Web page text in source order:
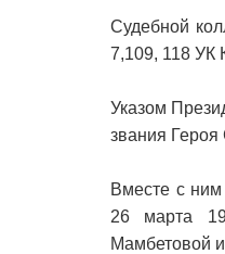
Судебной
7,109, 118 УК
Указом
звания Героя
Вместе с
26 марта
Мамбетовой